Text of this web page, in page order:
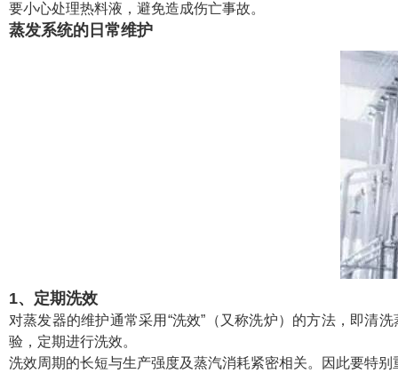
要小心处理热料液，避免造成伤亡事故。
蒸发系统的日常维护
1、定期洗效
对蒸发器的维护通常采用“洗效”（又称洗炉）的方法，即清
验，定期进行洗效。
洗效周期的长短与生产强度及蒸汽消耗紧密相关。因此要特